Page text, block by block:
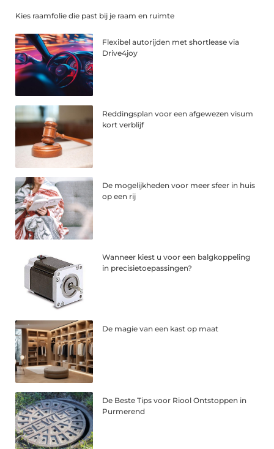
Kies raamfolie die past bij je raam en ruimte
Flexibel autorijden met shortlease via
Drive4joy
Reddingsplan voor een afgewezen visum
kort verblijf
De mogelijkheden voor meer sfeer in huis
op een rij
Wanneer kiest u voor een balgkoppeling
in precisietoepassingen?
De magie van een kast op maat
De Beste Tips voor Riool Ontstoppen in
Purmerend